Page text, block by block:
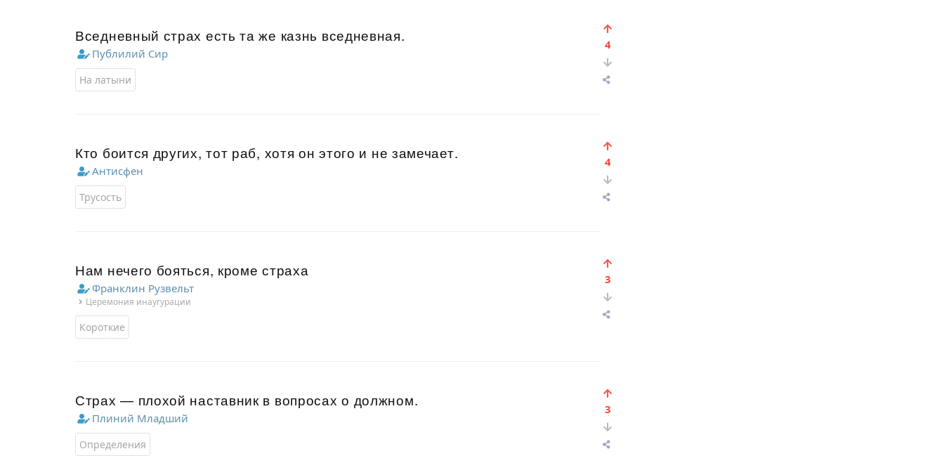
Вседневный страх есть та же казнь вседневная.
Публилий Сир
На латыни
4
Кто боится других, тот раб, хотя он этого и не замечает.
Антисфен
Трусость
4
Нам нечего бояться, кроме страха
Франклин Рузвельт
Церемония инаугурации
Короткие
3
Страх — плохой наставник в вопросах о должном.
Плиний Младший
Определения
3